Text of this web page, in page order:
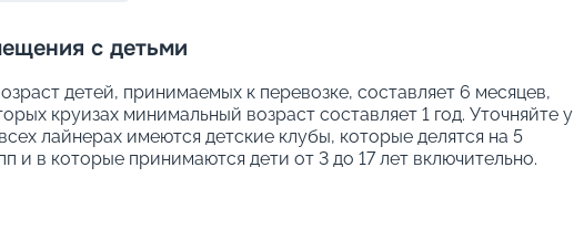
с детьми
детей, принимаемых к перевозке, составляет 6 месяцев,
круизах минимальный возраст составляет 1 год. Уточняйте у
лайнерах имеются детские клубы, которые делятся на 5
и в которые принимаются дети от 3 до 17 лет включительно.